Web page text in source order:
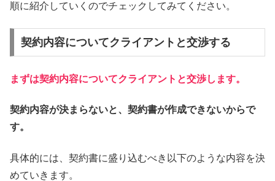
順に紹介していくのでチェックしてみてください。
契約内容についてクライアントと交渉する
まずは契約内容についてクライアントと交渉します。
契約内容が決まらないと、契約書が作成できないからで
す。
具体的には、契約書に盛り込むべき以下のような内容を決
めていきます。